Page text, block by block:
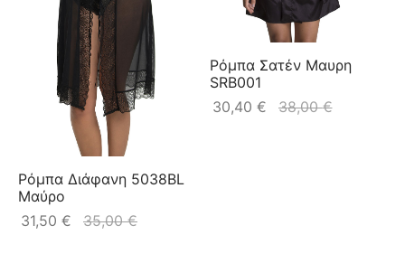
Ρόμπα Διάφανη 5038BL
Μαύρο
31,50 € 35,00€
Ρόμπα Σατέν Μαυρη
SRB001
30,40 € 38,00€